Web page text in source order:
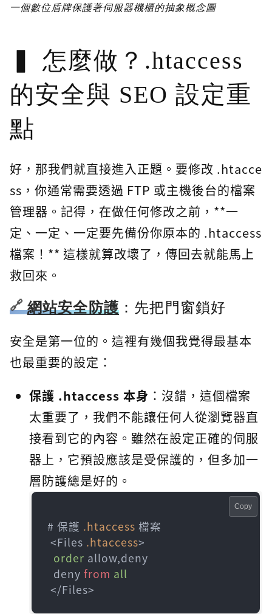
一個數位盾牌保護著伺服器機櫃的抽象概念圖
怎麼做？.htaccess
的安全與 SEO 設定重
點
好，那我們就直接進入正題。要修改 .htacce
ss，你通常需要透過 FTP 或主機後台的檔案
管理器。記得，在做任何修改之前，**一
定、一定、一定要先備份你原本的 .htaccess
檔案！** 這樣就算改壞了，傳回去就能馬上
救回來。
網站安全防護 ：先把門窗鎖好
安全是第一位的。這裡有幾個我覺得最基本
也最重要的設定：
保護 .htaccess 本身 ：沒錯，這個檔案
太重要了，我們不能讓任何人從瀏覽器直
接看到它的內容。雖然在設定正確的伺服
器上，它預設應該是受保護的，但多加一
層防護總是好的。
# 保護 .htaccess 檔案
<Files .htaccess>
order allow,deny
  deny
from all
</Files>
Copy